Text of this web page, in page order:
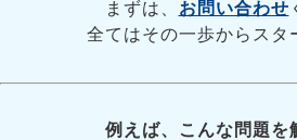
まずは、 お問い合わせ
全てはその一歩からスタ
例えば、こんな問題を